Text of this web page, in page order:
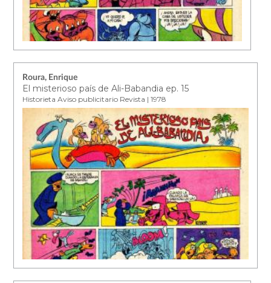
Roura, Enrique
El misterioso país de Ali-Babandia ep. 15
Historieta Aviso publicitario Revista | 1978